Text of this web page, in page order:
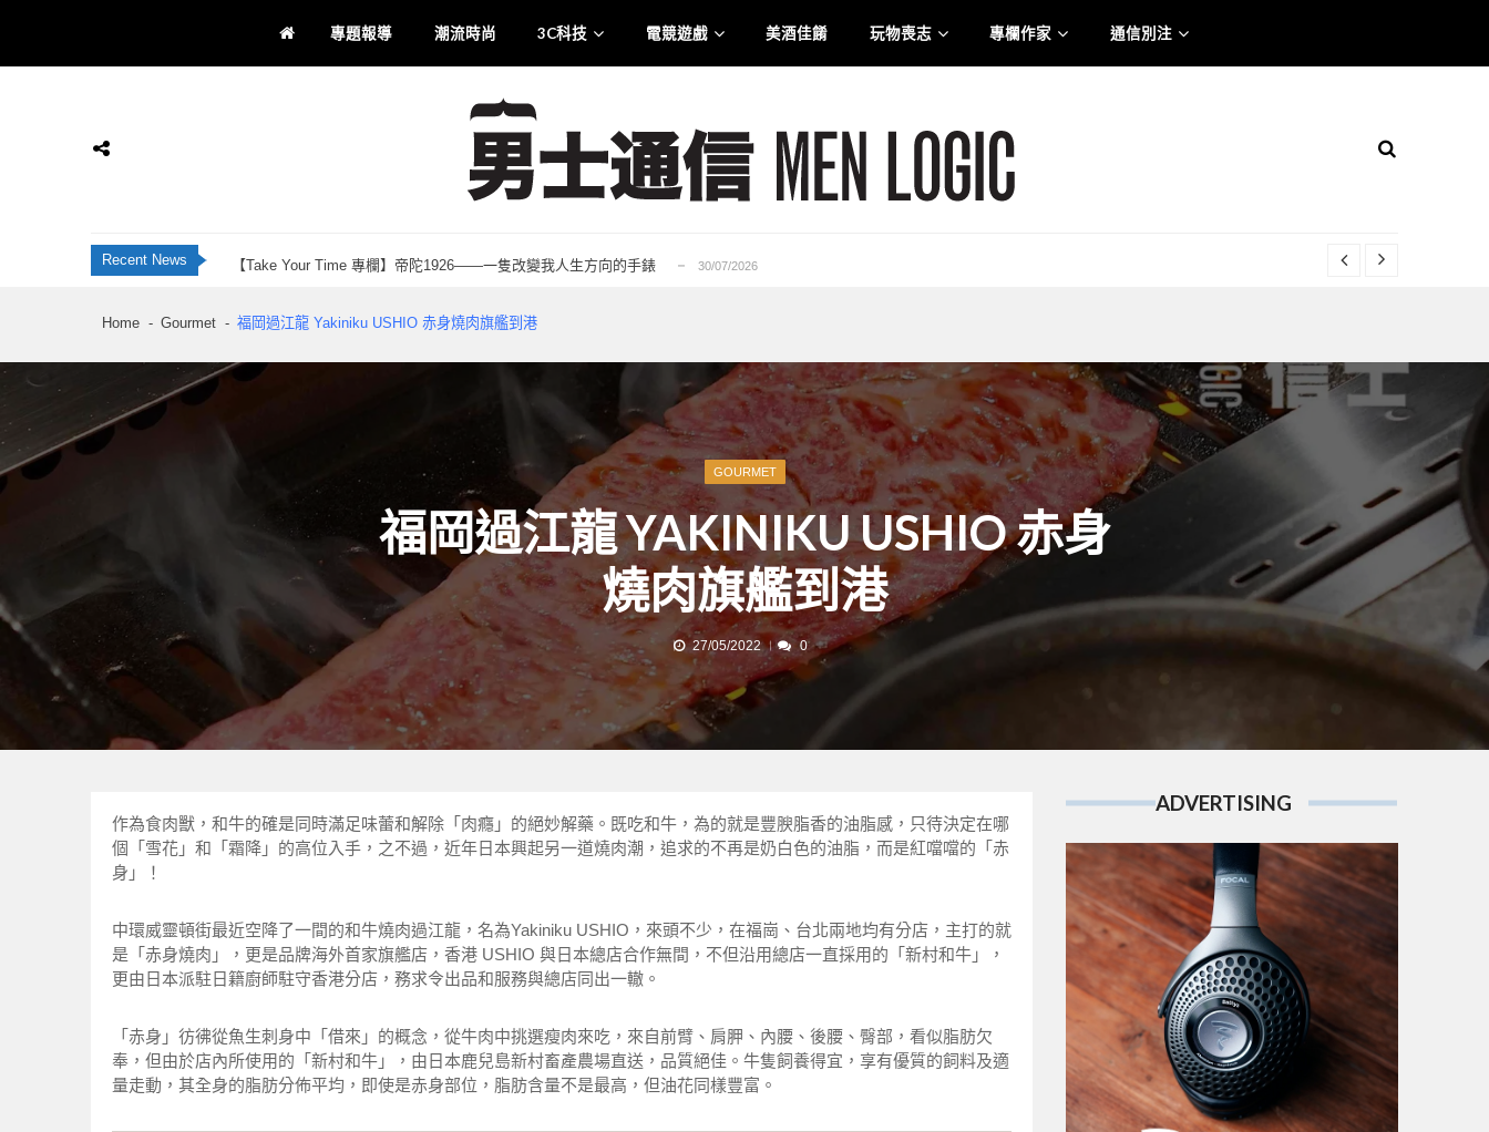
專題報導 潮流時尚 3C科技 電競遊戲 美酒佳餚 玩物喪志 專欄作家 通信別注
男士通信
男士專屬
Recent News
JBL Live 全新智慧降噪耳機系列 藍牙 6.0 智慧觸控盒震撼登港 25/07/2026
香港科研28年品牌 INNOTIER 創辦人Juliana 專訪：從口罩到貼身衣物 最高規格的防護... 21/07/2026
Momax 屯門市廣場品牌店正式開業！「Recharge for Tuen Mun」為主題注入生活能量... 12/07/2026
刺客教條：黑旗同步重置 評測：海盜黃金時代的忠實重生，Ubisoft 的一次及時救贖...
香港科研28年品牌 INNOTIER 創辦人Juliana 專訪：從口罩到貼身衣物 最高規格的防護...
Momax 屯門市廣場品牌店正式開業！「Recharge for Tuen Mun」為主題注入生活能量... 12/07/2026
30/07/2026
刺客教條：黑旗同步重置 評測：海盜黃金時代的忠實重生，Ubisoft 的一次及時救贖... 29/07/2026
JBL Live 全新智慧降噪耳機系列 藍牙 6.0 智慧觸控盒震撼登港 25/07/2026
Home Gourmet 福岡過江龍 Yakiniku USHIO 赤身燒肉旗艦到港
GOURMET
福岡過江龍 YAKINIKU USHIO 赤身
燒肉旗艦到港
27/05/2022 0
作為食肉獸，和牛的確是同時滿足味蕾和解除「肉癮」的絕妙解藥。既吃和牛，為的就是豐腴脂香的油脂感，只待決定在哪
個「雪花」和「霜降」的高位入手，之不過，近年日本興起另一道燒肉潮，追求的不再是奶白色的油脂，而是紅噹噹的「赤
身」！
中環威靈頓街最近空降了一間的和牛燒肉過江龍，名為Yakiniku USHIO，來頭不少，在福崗、台北兩地均有分店，主打的就
是「赤身燒肉」，更是品牌海外首家旗艦店，香港 USHIO 與日本總店合作無間，不但沿用總店一直採用的「新村和牛」，
更由日本派駐日籍廚師駐守香港分店，務求令出品和服務與總店同出一轍。
「赤身」彷彿從魚生刺身中「借來」的概念，從牛肉中挑選瘦肉來吃，來自前臂、肩胛、內腰、後腰、臀部，看似脂肪欠
奉，但由於店內所使用的「新村和牛」，由日本鹿兒島新村畜產農場直送，品質絕佳。牛隻飼養得宜，享有優質的飼料及適
量走動，其全身的脂肪分佈平均，即使是赤身部位，脂肪含量不是最高，但油花同樣豐富。
ADVERTISING